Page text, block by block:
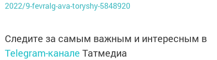
2022/9-fevralg-ava-toryshy-5848920
Следите за самым важным и интересным в
Telegram-канале Татмедиа